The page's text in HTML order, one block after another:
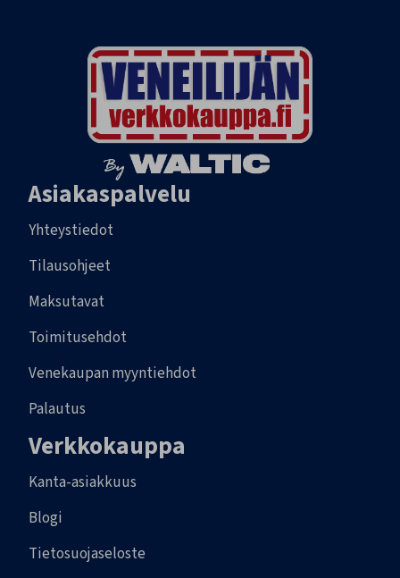
Asiakaspalvelu
Yhteystiedot
Tilausohjeet
Maksutavat
Toimitusehdot
Venekaupan myyntiehdot
Palautus
Verkkokauppa
Kanta-asiakkuus
Blogi
Tietosuojaseloste